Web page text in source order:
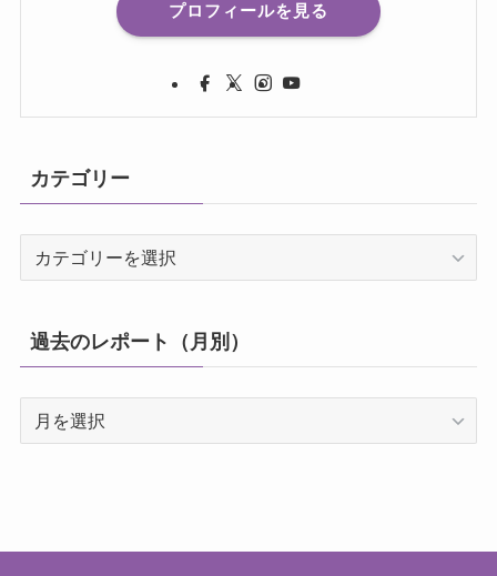
プロフィールを見る
カテゴリー
リ
ー
過去のレポート（月別）
ー